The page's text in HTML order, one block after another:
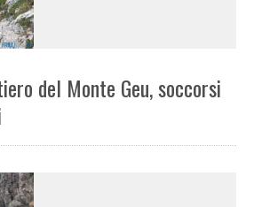
del Monte Geu, soccorsi